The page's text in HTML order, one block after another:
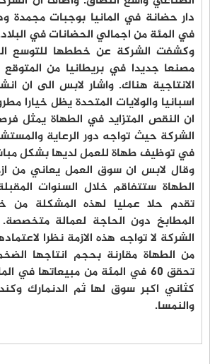
في المئة من اجمالي الحضانات في
وكشفت الشركة عن خططها للتوسع
مصنعا جديدا في بريطانيا من
الانتاجية هناك. واشار لابس الى ان
اسبانيا والولايات المتحدة يظل خيارا
ان النقص المتزايد في الطهاة يمثل
الشركة حيث تواجه دور الرعاية
في توظيف طهاة للعمل لديها بشكل
وقال لابس ان سوق العمل يعاني من
الطهاة ستتفاقم خلال السنوات
تقدم حلا عمليا لهذه المشكلة من
المطابخ دون الحاجة لعمالة
الشركة لا تواجه هذه الازمة نظرا
من الطهاة مقارنة بحجم انتاجها
تحقق 60 في المئة من مبيعاتها في
كثاني اكبر سوق لها ثم الدنمارك
والنمسا.